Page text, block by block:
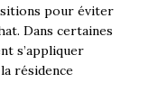
pour éviter
Dans certaines
s’appliquer
résidence